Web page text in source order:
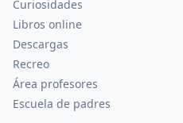
Curiosidades
Libros online
Descargas
Recreo
Área profesores
Escuela de padres